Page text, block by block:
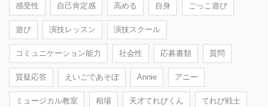
感受性 自己肯定感 高める 自身 ごっこ遊び
遊び 演技レッスン 演技スクール
コミュニケーション能力 社会性 応募書類 質問
質疑応答 えいごであそぼ Annie アニー
ミュージカル教室 相場 天才てれびくん てれび戦士